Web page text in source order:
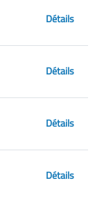
Détails
Détails
Détails
Détails